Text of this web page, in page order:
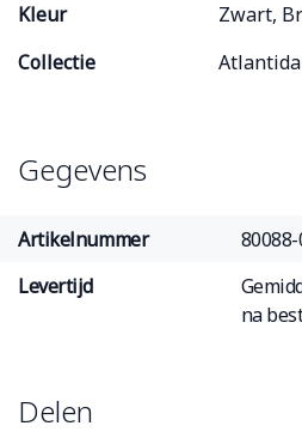
Kleur
Zwart,
Collectie
Atlantida
Gegevens
Artikelnummer
Levertijd
na
Delen